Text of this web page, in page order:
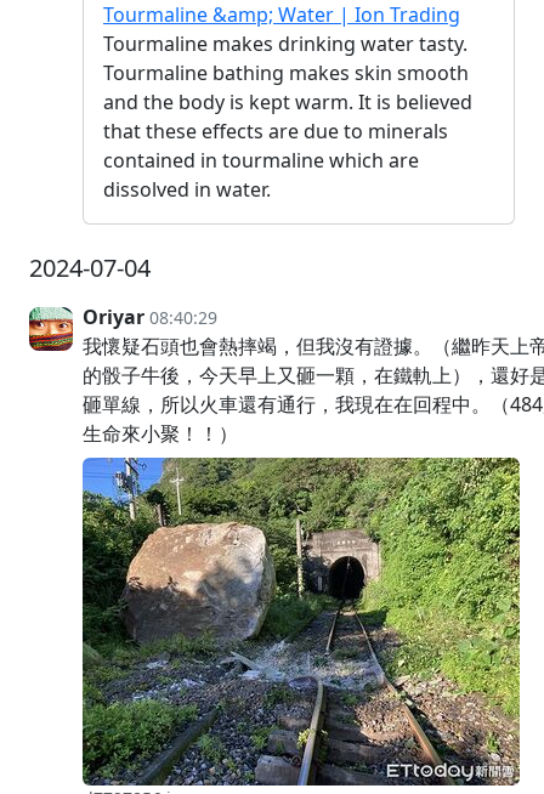
Tourmaline &amp; Water | Ion Trading
Tourmaline makes drinking water tasty.
Tourmaline bathing makes skin smooth
and the body is kept warm. It is believed
that these effects are due to minerals
contained in tourmaline which are
dissolved in water.
2024-07-04
Oriyar 08:40:29
我懷疑石頭也會熱摔竭，但我沒有證據。（繼昨天上
的骰子牛後，今天早上又砸一顆，在鐵軌上），還好
砸單線，所以火車還有通行，我現在在回程中。（
生命來小聚！！）